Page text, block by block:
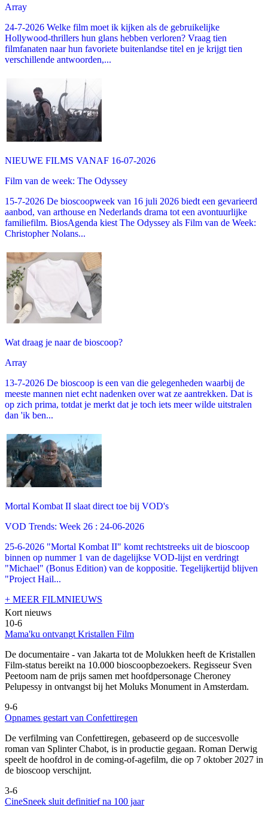
Array
24-7-2026 Welke film moet ik kijken als de gebruikelijke
Hollywood-thrillers hun glans hebben verloren? Vraag tien
filmfanaten naar hun favoriete buitenlandse titel en je krijgt tien
verschillende antwoorden,...
NIEUWE FILMS VANAF 16-07-2026
Film van de week: The Odyssey
15-7-2026 De bioscoopweek van 16 juli 2026 biedt een gevarieerd
aanbod, van arthouse en Nederlands drama tot een avontuurlijke
familiefilm. BiosAgenda kiest The Odyssey als Film van de Week:
Christopher Nolans...
Wat draag je naar de bioscoop?
Array
13-7-2026 De bioscoop is een van die gelegenheden waarbij de
meeste mannen niet echt nadenken over wat ze aantrekken. Dat is
op zich prima, totdat je merkt dat je toch iets meer wilde uitstralen
dan 'ik ben...
Mortal Kombat II slaat direct toe bij VOD's
VOD Trends: Week 26 : 24-06-2026
25-6-2026 "Mortal Kombat II" komt rechtstreeks uit de bioscoop
binnen op nummer 1 van de dagelijkse VOD-lijst en verdringt
"Michael" (Bonus Edition) van de koppositie. Tegelijkertijd blijven
"Project Hail...
+ MEER FILMNIEUWS
Kort nieuws
10-6
Mama'ku ontvangt Kristallen Film
De documentaire - van Jakarta tot de Molukken heeft de Kristallen
Film-status bereikt na 10.000 bioscoopbezoekers. Regisseur Sven
Peetoom nam de prijs samen met hoofdpersonage Cheroney
Pelupessy in ontvangst bij het Moluks Monument in Amsterdam.
9-6
Opnames gestart van Confettiregen
De verfilming van Confettiregen, gebaseerd op de succesvolle
roman van Splinter Chabot, is in productie gegaan. Roman Derwig
speelt de hoofdrol in de coming-of-agefilm, die op 7 oktober 2027 in
de bioscoop verschijnt.
3-6
CineSneek sluit definitief na 100 jaar